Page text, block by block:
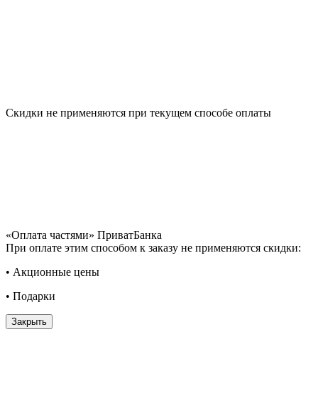
Скидки не применяются при текущем способе оплаты
«Оплата частями» ПриватБанка
При оплате этим способом к заказу не применяются скидки:
• Акционные цены
• Подарки
Закрыть